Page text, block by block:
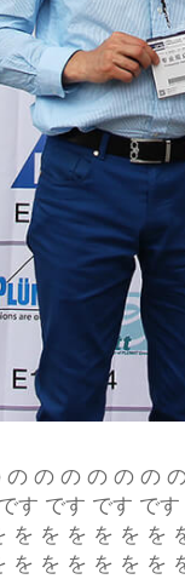
の の の の の
す です です で
を を を を を
を を を を を を